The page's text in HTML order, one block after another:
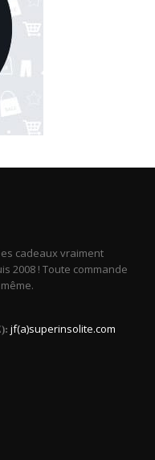
cadeaux vraiment
2008 ! Toute commande
jf(a)superinsolite.com